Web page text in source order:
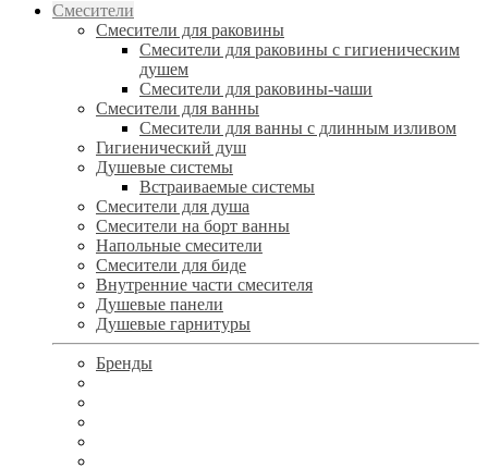
Смесители
Смесители для раковины
Смесители для раковины с гигиеническим
душем
Смесители для раковины-чаши
Смесители для ванны
Смесители для ванны с длинным изливом
Гигиенический душ
Душевые системы
Встраиваемые системы
Смесители для душа
Смесители на борт ванны
Напольные смесители
Смесители для биде
Внутренние части смесителя
Душевые панели
Душевые гарнитуры
Бренды